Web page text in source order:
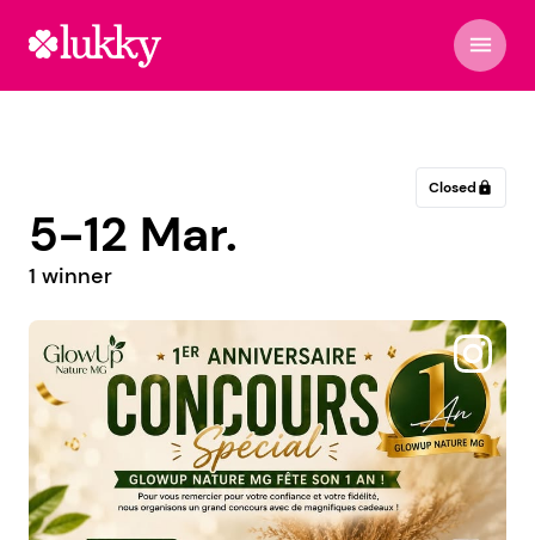
menu
Closed lock
5-12 Mar.
1 winner
@mimigrandit